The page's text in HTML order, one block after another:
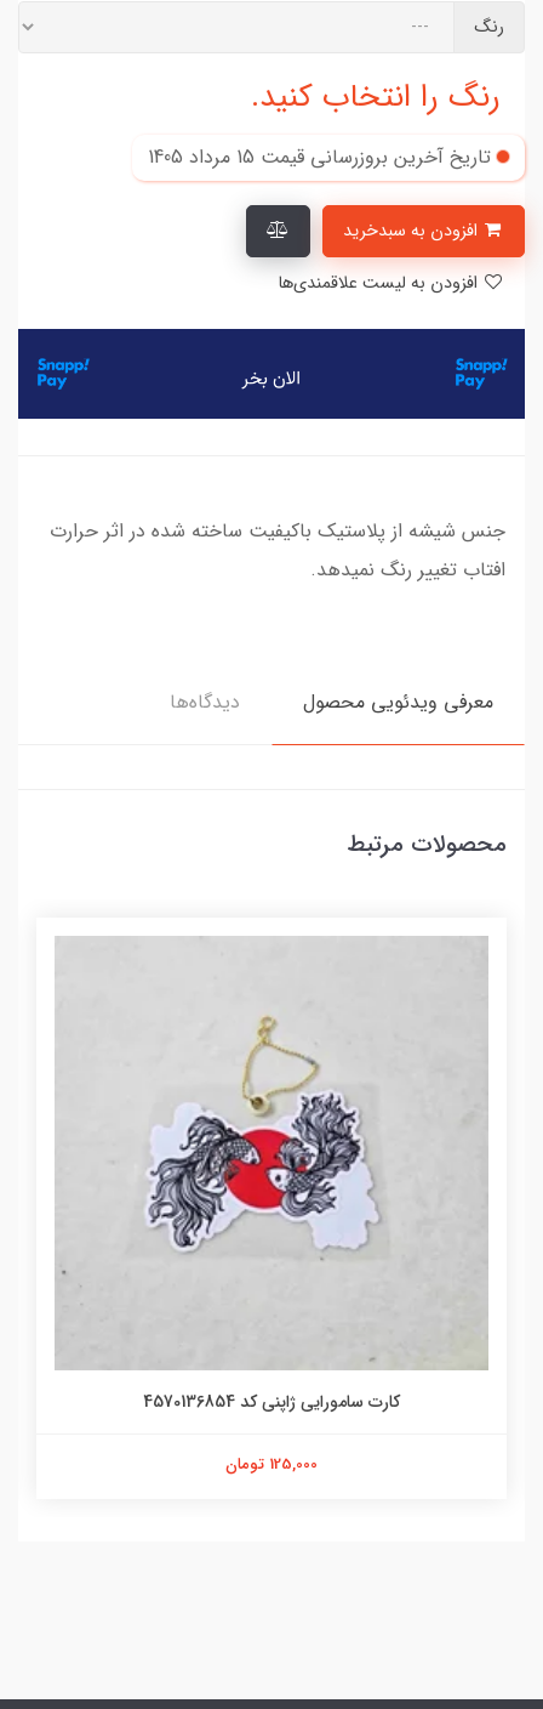
رنگ
رنگ را انتخاب کنید.
تاریخ آخرین بروزرسانی قیمت 15 مرداد 1405
جنس شیشه از پلاستیک باکیفیت ساخته شده در اثر حرارت
افتاب تغییر رنگ نمیدهد.
معرفی ویدئویی محصول دیدگاه‌ها
محصولات مرتبط
کارت سامورایی ژاپنی کد 4570136854
125,000 تومان